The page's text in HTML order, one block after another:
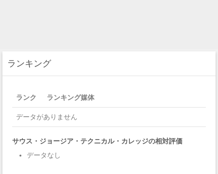
ランキング
ランク ランキング媒体
データがありません
サウス・ジョージア・テクニカル・カレッジの相対評価
データなし